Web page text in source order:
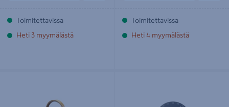
Toimitettavissa
Heti 3 myymälästä
Toimitettavissa
Heti 4 myymälästä